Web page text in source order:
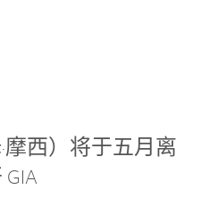
摩西）将于五月离